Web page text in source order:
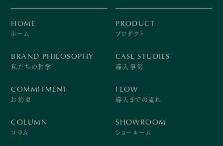
HOME
ホーム
BRAND PHILOSOPHY
私たちの哲学
COMMITMENT
お約束
PRODUCT
プロダクト
CASE STUDIES
導入事例
FLOW
導入までの流れ
COLUMN
コラム
SHOWROOM
ショールーム